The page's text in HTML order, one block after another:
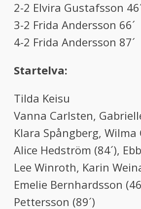
2-2 Elvira Gustafsson
3-2 Frida Andersson 66´
4-2 Frida Andersson 87´
Startelva:
Tilda Keisu
Vanna Carlsten,
Klara Spångberg, Wilma
Alice Hedström (84´),
Lee Winroth, Karin
Emelie Bernhardsson
Pettersson (89´)